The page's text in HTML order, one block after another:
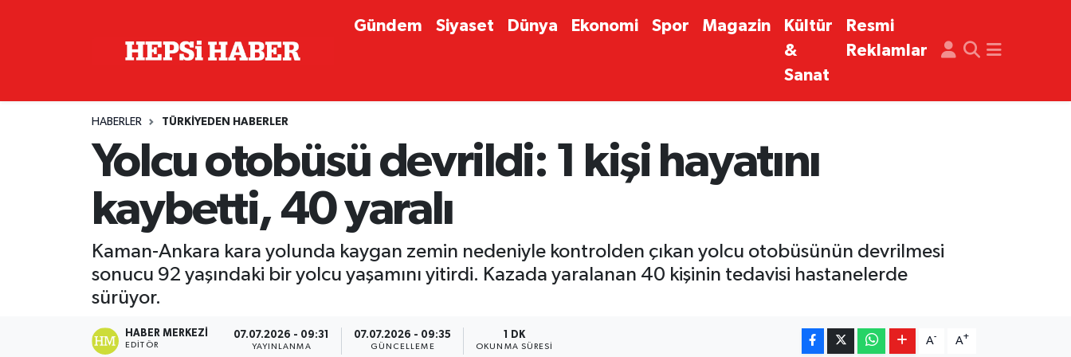
Gündem Siyaset Dünya Ekonomi Spor Magazin
Kültür
&
Sanat
Resmi
Reklamlar
HABERLER TÜRKIYEDEN HABERLER
Yolcu otobüsü devrildi: 1 kişi hayatını
kaybetti, 40 yaralı
Kaman-Ankara kara yolunda kaygan zemin nedeniyle kontrolden çıkan yolcu otobüsünün devrilmesi
sonucu 92 yaşındaki bir yolcu yaşamını yitirdi. Kazada yaralanan 40 kişinin tedavisi hastanelerde
sürüyor.
HABER MERKEZI
EDITÖR
07.07.2026 - 09:31
YAYINLANMA
07.07.2026 - 09:35
GÜNCELLEME
1 DK
OKUNMA SÜRESI
A- A+
Biyografi
Gündem
İstanbul Nöbetçi Eczaneler
İstanbul Hava Durumu
İzmir Namaz Vakitleri
Süper Lig Puan Durumu ve Fikstür
Son Dakika Haberleri
Haber Arşivi